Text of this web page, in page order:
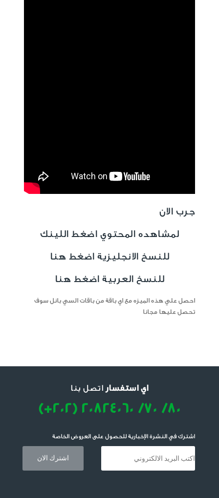
جرب الان
لمشاهده المحتوي اضغط اللينك
للنسخ الانجليزية اضغط هنا
للنسخ العربية اضغط هنا
احصل علي هذه الميزه مع اي باقة من باقات السي بانل سوف
تحصل عليها مجانا
اي استفسار اتصل بنا
(+202) 20824060 /70 /80
اشترك في النشرة الإخبارية للحصول على العروض الخاصة